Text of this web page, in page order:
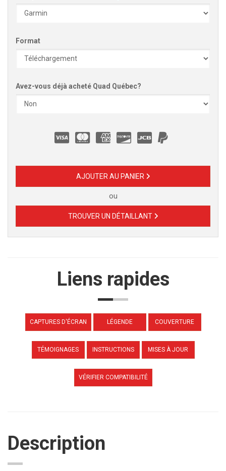
Format
Avez-vous déjà acheté Quad Québec?
AJOUTER AU PANIER
ou
TROUVER UN DÉTAILLANT
Liens rapides
CAPTURES D'ÉCRAN LÉGENDE COUVERTURE
TÉMOIGNAGES INSTRUCTIONS MISES À JOUR
VÉRIFIER COMPATIBILITÉ
Description